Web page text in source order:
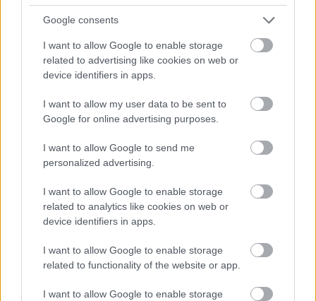
Google consents
I want to allow Google to enable storage
related to advertising like cookies on web or
device identifiers in apps.
I want to allow my user data to be sent to
Google for online advertising purposes.
I want to allow Google to send me
personalized advertising.
I want to allow Google to enable storage
related to analytics like cookies on web or
device identifiers in apps.
I want to allow Google to enable storage
related to functionality of the website or app.
I want to allow Google to enable storage